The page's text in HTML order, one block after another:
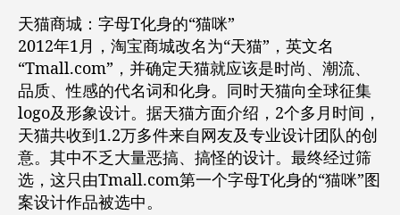
天猫商城：字母T化身的“猫咪”
2012年1月，淘宝商城改名为“天猫”，英文名
“Tmall.com”，并确定天猫就应该是时尚、潮流、
品质、性感的代名词和化身。同时天猫向全球征集
logo及形象设计。据天猫方面介绍，2个多月时间，
天猫共收到1.2万多件来自网友及专业设计团队的创
意。其中不乏大量恶搞、搞怪的设计。最终经过筛
选，这只由Tmall.com第一个字母T化身的“猫咪”图
案设计作品被选中。